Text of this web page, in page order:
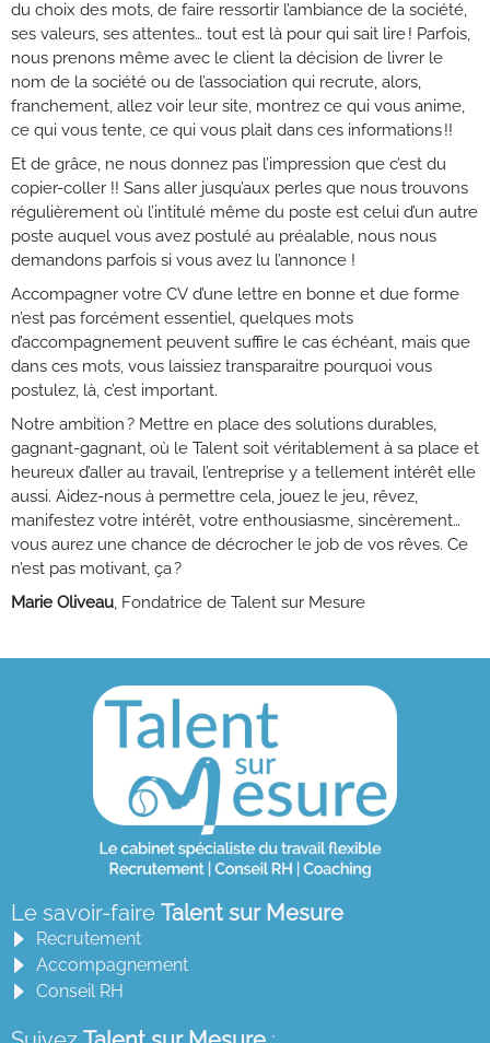
du choix des mots, de faire ressortir l’ambiance de la société,
ses valeurs, ses attentes… tout est là pour qui sait lire ! Parfois,
nous prenons même avec le client la décision de livrer le
nom de la société ou de l’association qui recrute, alors,
franchement, allez voir leur site, montrez ce qui vous anime,
ce qui vous tente, ce qui vous plait dans ces informations !!
Et de grâce, ne nous donnez pas l’impression que c’est du
copier-coller !! Sans aller jusqu’aux perles que nous trouvons
régulièrement où l’intitulé même du poste est celui d’un autre
poste auquel vous avez postulé au préalable, nous nous
demandons parfois si vous avez lu l’annonce !
Accompagner votre CV d’une lettre en bonne et due forme
n’est pas forcément essentiel, quelques mots
d’accompagnement peuvent suffire le cas échéant, mais que
dans ces mots, vous laissiez transparaitre pourquoi vous
postulez, là, c’est important.
Notre ambition ? Mettre en place des solutions durables,
gagnant-gagnant, où le Talent soit véritablement à sa place et
heureux d’aller au travail, l’entreprise y a tellement intérêt elle
aussi. Aidez-nous à permettre cela, jouez le jeu, rêvez,
manifestez votre intérêt, votre enthousiasme, sincèrement…
vous aurez une chance de décrocher le job de vos rêves. Ce
n’est pas motivant, ça ?
Marie Oliveau, Fondatrice de Talent sur Mesure
Le savoir-faire Talent sur Mesure
Recrutement
Accompagnement
Conseil RH